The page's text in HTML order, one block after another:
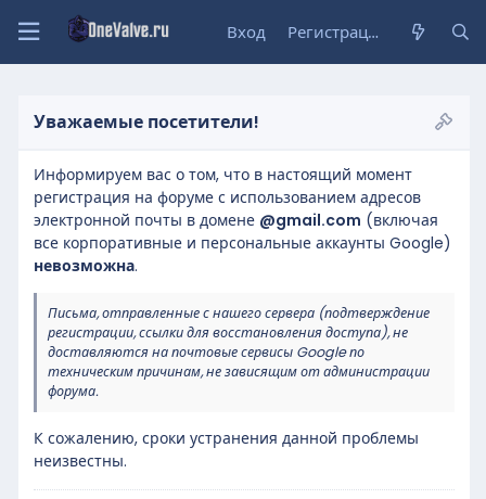
Вход Регистрация
Уважаемые посетители!
Информируем вас о том, что в настоящий момент
регистрация на форуме с использованием адресов
электронной почты в домене @gmail.com (включая
все корпоративные и персональные аккаунты Google)
невозможна.
Письма, отправленные с нашего сервера (подтверждение
регистрации, ссылки для восстановления доступа), не
доставляются на почтовые сервисы Google по
техническим причинам, не зависящим от администрации
форума.
К сожалению, сроки устранения данной проблемы
неизвестны.